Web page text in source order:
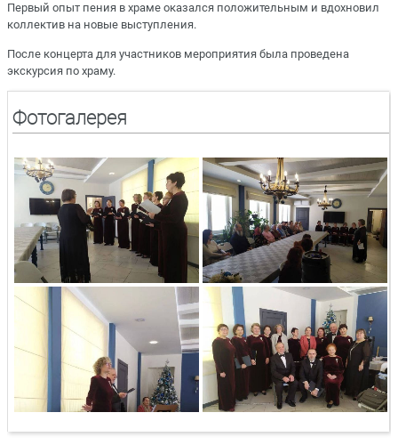
Первый опыт пения в храме оказался положительным и вдохновил
коллектив на новые выступления.
После концерта для участников мероприятия была проведена
экскурсия по храму.
Фотогалерея